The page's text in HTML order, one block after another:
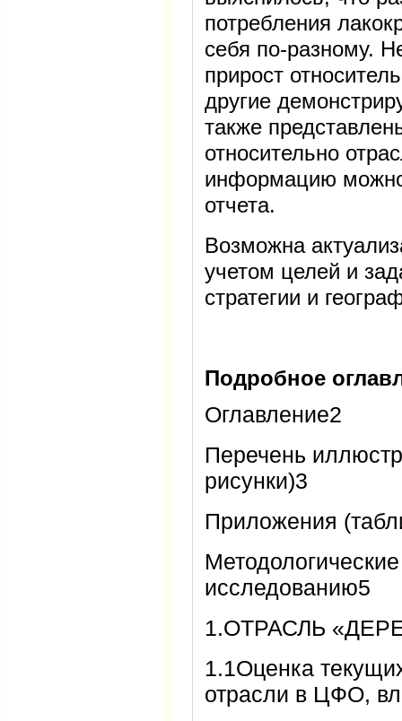
потребления
себя по-разному.
прирост
другие
также
относительно
информацию
отчета.
Возможна
учетом целей и
стратегии и
Подробное
Оглавление2
Перечень
рисунки)3
Приложения
исследованию5
1.ОТРАСЛЬ
1.1Оценка
отрасли в ЦФО,